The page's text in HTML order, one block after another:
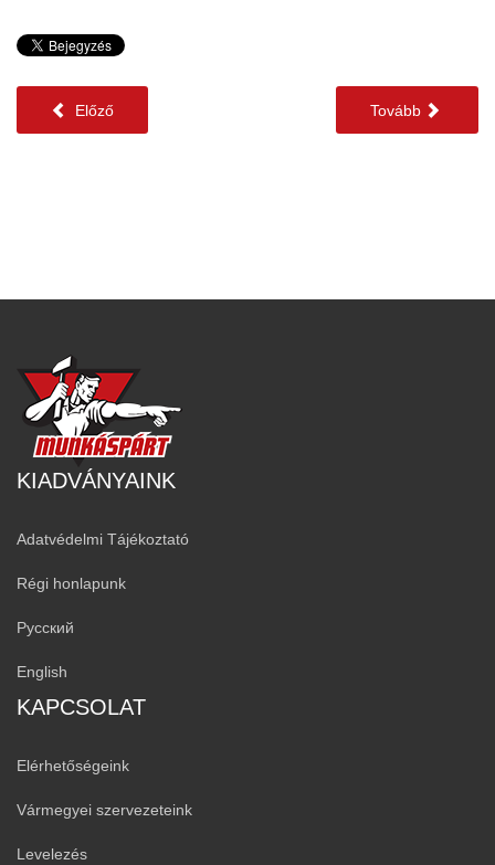
Előző Tovább
KIADVÁNYAINK
Adatvédelmi Tájékoztató
Régi honlapunk
Русский
English
KAPCSOLAT
Elérhetőségeink
Vármegyei szervezeteink
Levelezés